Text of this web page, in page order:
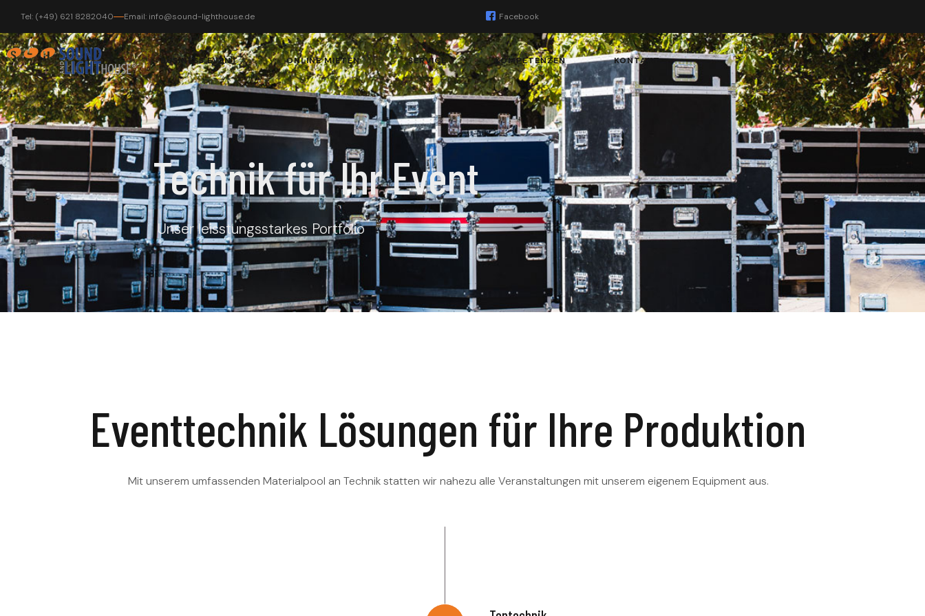
Tel: (+49) 621 8282040 Email: info@sound-lighthouse.de Facebook
BUSINESS EVENT ONLINE MIETEN SERVICE KOMPETENZEN KONTAKT
Technik für Ihr Event
Unser leisstungsstarkes Portfolio
Eventtechnik Lösungen für Ihre Produktion
Mit unserem umfassenden Materialpool an Technik statten wir nahezu alle Veranstaltungen mit unserem eigenem Equipment aus.